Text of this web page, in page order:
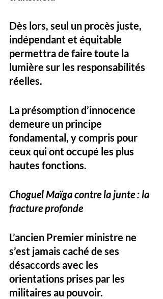
Dès lors, seul un procès juste,
indépendant et équitable
permettra de faire toute la
lumière sur les responsabilités
réelles.
La présomption d’innocence
demeure un principe
fondamental, y compris pour
ceux qui ont occupé les plus
hautes fonctions.
Choguel Maïga contre la junte : la
fracture profonde
L’ancien Premier ministre ne
s’est jamais caché de ses
désaccords avec les
orientations prises par les
militaires au pouvoir.